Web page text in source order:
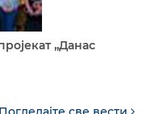
„Данас